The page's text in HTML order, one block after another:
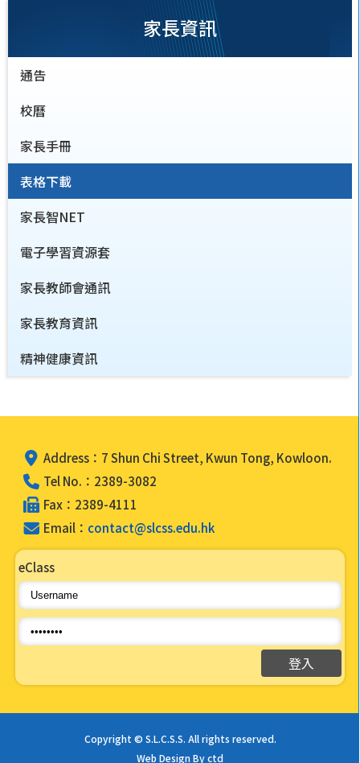
家長資訊
通告
校曆
家長手冊
表格下載
家長智NET
電子學習資源套
家長教師會通訊
家長教育資訊
精神健康資訊
Address：7 Shun Chi Street, Kwun Tong, Kowloon.
Tel No.：2389-3082
Fax：2389-4111
Email： contact@slcss.edu.hk
eClass
Copyright © S.L.C.S.S. All rights reserved.
Web Design By ctd